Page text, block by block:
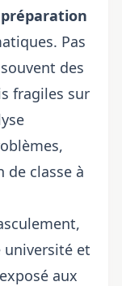
préparation
Pas
des
fragiles sur
classe à
et
aux